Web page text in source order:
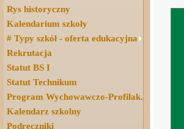
Rys historyczny
Kalendarium szkoły
# Typy szkół - oferta edukacyjna
Rekrutacja
Statut BS I
Statut Technikum
Program Wychowawczo-Profilak.
Kalendarz szkolny
Podręczniki